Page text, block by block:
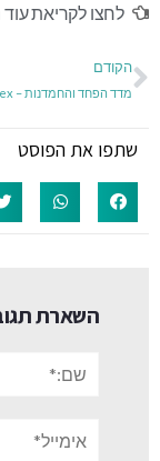
לחצו לקריאת
הקודם
שתפו את הפוסט
השארת